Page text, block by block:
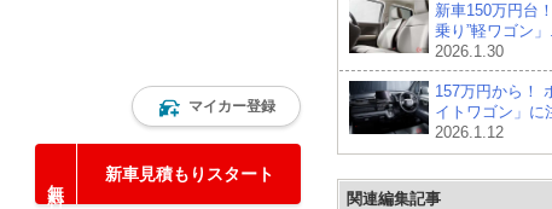
マイカー登録
新車見積もりスタート
新車150万円台
乗り”軽ワゴン
2026.1.30
157万円から！
イトワゴン」に
2026.1.12
関連編集記事